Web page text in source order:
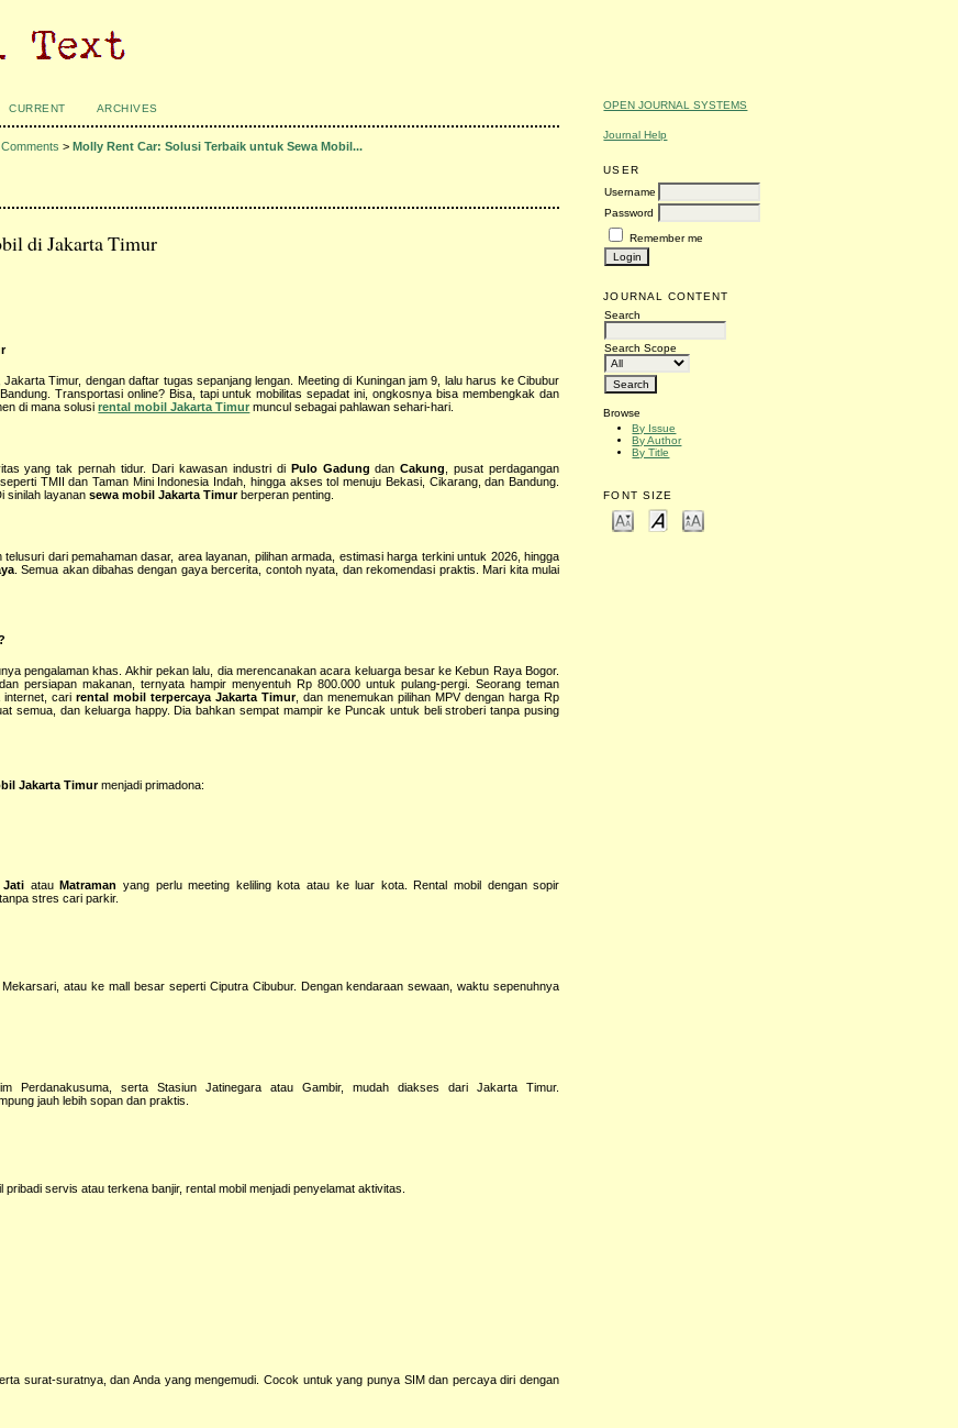
OPEN JOURNAL SYSTEMS
Journal Help
USER
Username
Password
Remember me
JOURNAL CONTENT
Search
Search Scope
Browse
By Issue
By Author
By Title
FONT SIZE
CURRENT ARCHIVES
>Molly Rent Car: Solusi Terbaik untuk Sewa Mobil...
di Jakarta Timur
Timur, dengan daftar tugas sepanjang lengan. Meeting di Kuningan jam 9, lalu harus ke Cibubur
Transportasi online? Bisa, tapi untuk mobilitas sepadat ini, ongkosnya bisa membengkak dan
di mana solusirental mobil Jakarta Timur muncul sebagai pahlawan sehari-hari.
yang tak pernah tidur. Dari kawasan industri di Pulo Gadung danCakung
, pusat perdagangan
TMII dan Taman Mini Indonesia Indah, hingga akses tol menuju Bekasi, Cikarang, dan Bandung.
sinilah layanansewa mobil Jakarta Timurberperan penting.
dari pemahaman dasar, area layanan, pilihan armada, estimasi harga terkini untuk 2026, hingga
. Semua akan dibahas dengan gaya bercerita, contoh nyata, dan rekomendasi praktis. Mari kita mulai
pengalaman khas. Akhir pekan lalu, dia merencanakan acara keluarga besar ke Kebun Raya Bogor.
persiapan makanan, ternyata hampir menyentuh Rp 800.000 untuk pulang-pergi. Seorang teman
internet, cari rental mobil terpercaya Jakarta Timur, dan menemukan pilihan MPV dengan harga Rp
semua, dan keluarga happy. Dia bahkan sempat mampir ke Puncak untuk beli stroberi tanpa pusing
Jakarta Timurmenjadi primadona:
Jati atauMatraman yang perlu meeting keliling kota atau ke luar kota. Rental mobil dengan sopir
stres cari parkir.
atau ke mall besar seperti Ciputra Cibubur. Dengan kendaraan sewaan, waktu sepenuhnya
Perdanakusuma, serta Stasiun Jatinegara atau Gambir, mudah diakses dari Jakarta Timur.
jauh lebih sopan dan praktis.
pribadi servis atau terkena banjir, rental mobil menjadi penyelamat aktivitas.
surat-suratnya, dan Anda yang mengemudi. Cocok untuk yang punya SIM dan percaya diri dengan